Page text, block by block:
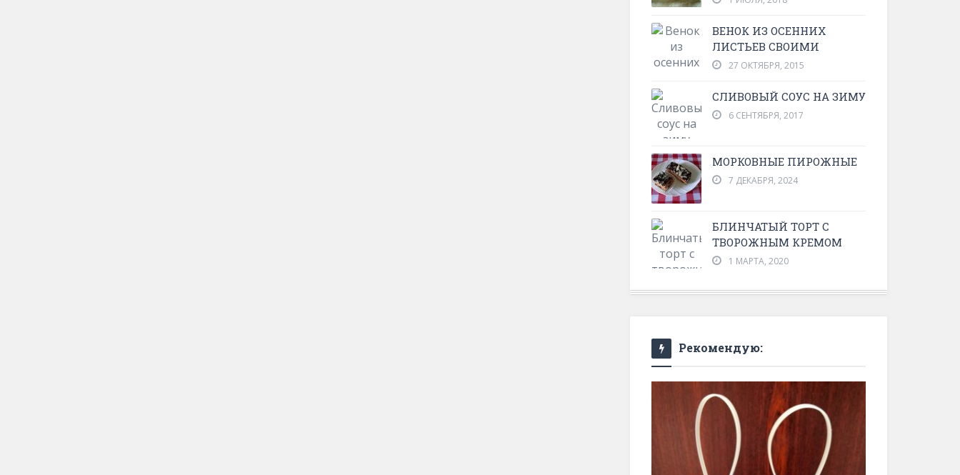
ВЕНОК ИЗ ОСЕННИХ
ЛИСТЬЕВ СВОИМИ
27 ОКТЯБРЯ, 2015
СЛИВОВЫЙ СОУС НА ЗИМУ
6 СЕНТЯБРЯ, 2017
МОРКОВНЫЕ ПИРОЖНЫЕ
7 ДЕКАБРЯ, 2024
БЛИНЧАТЫЙ ТОРТ С
ТВОРОЖНЫМ КРЕМОМ
1 МАРТА, 2020
Рекомендую: